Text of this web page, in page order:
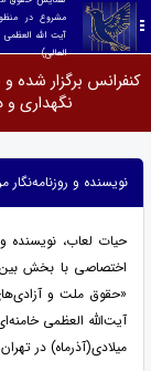
العالی)
کنفرانس برگزار شده
نگهداری و
نویسنده و روزنامه‌نگار
حیات لعاب، نویسنده
اختصاصی با بخش
«حقوق ملت و
میلادی(آذرماه) در